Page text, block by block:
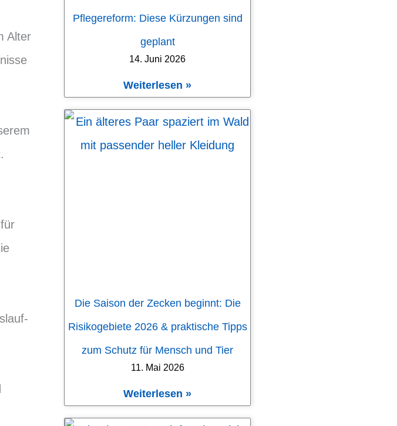
Alter
Pflegereform: Diese Kürzungen sind
geplant
14. Juni 2026
Weiterlesen »
Die Saison der Zecken beginnt: Die
Risikogebiete 2026 & praktische Tipps
zum Schutz für Mensch und Tier
11. Mai 2026
Weiterlesen »